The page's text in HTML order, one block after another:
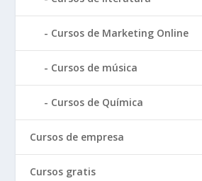
Cursos de Marketing Online
Cursos de música
Cursos de Química
Cursos de empresa
Cursos gratis